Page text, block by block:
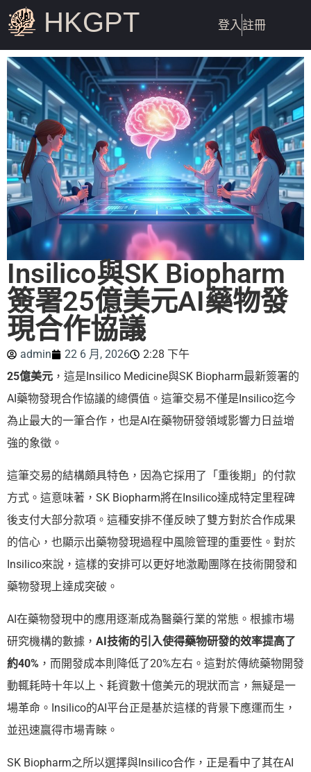
HKGPT 登入註冊
Insilico與SK Biopharm
簽署25億美元AI藥物發
現合作協議
admin 22 6 月, 2026
2:28 下午
25億美元 ，這是Insilico Medicine與SK Biopharm最新簽署的
AI藥物發現合作協議的總價值。這筆交易不僅是Insilico迄今
為止最大的一筆合作，也是AI在藥物研發領域影響力日益增
強的象徵。
這筆交易的結構頗具特色，因為它採用了「重後期」的付款
方式。這意味著，SK Biopharm將在Insilico達成特定里程碑
後支付大部分款項。這種安排不僅反映了雙方對於合作成果
的信心，也顯示出藥物發現過程中風險管理的重要性。對於
Insilico來說，這樣的安排可以更好地激勵團隊在技術開發和
藥物發現上達成突破。
AI在藥物發現中的應用逐漸成為醫藥行業的常態。根據市場
研究機構的數據， AI技術的引入使得藥物研發的效率提高了
約40% ，而開發成本則降低了20%左右。這對於傳統藥物開發
動輒耗時十年以上、耗資數十億美元的現狀而言，無疑是一
場革命。Insilico的AI平台正是基於這樣的背景下應運而生，
並迅速贏得市場青睞。
SK Biopharm之所以選擇與Insilico合作，正是看中了其在AI